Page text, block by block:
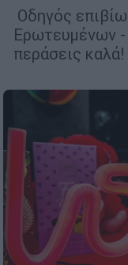
Οδηγός
Ερωτευμένων -
περάσεις καλά!